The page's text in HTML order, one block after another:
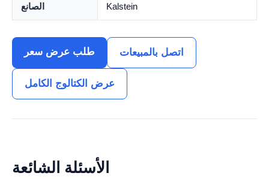
الصانع Kalstein
طلب عرض سعر اتصل بالمبيعات
عرض الكتالوج الكامل
الأسئلة الشائعة